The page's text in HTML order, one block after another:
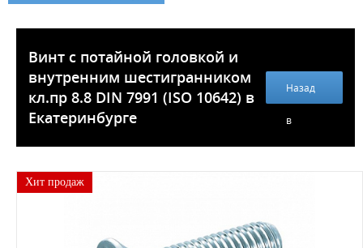
Винт с потайной головкой и
внутренним шестигранником
кл.пр 8.8 DIN 7991 (ISO 10642) в
Екатеринбурге
Назад
в
Хит продаж